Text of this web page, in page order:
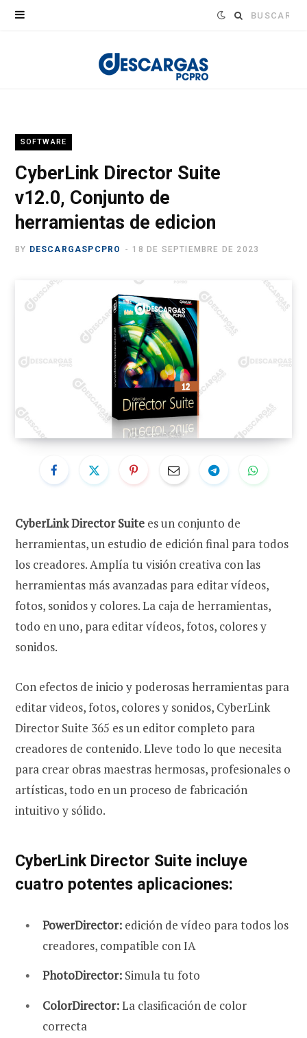
Buscar:
SOFTWARE
CyberLink Director Suite
v12.0, Conjunto de
herramientas de edicion
BY DESCARGASPCPRO 18 DE SEPTIEMBRE DE 2023
CyberLink Director Suite es un conjunto de
herramientas, un estudio de edición final para todos
los creadores. Amplía tu visión creativa con las
herramientas más avanzadas para editar vídeos,
fotos, sonidos y colores. La caja de herramientas,
todo en uno, para editar vídeos, fotos, colores y
sonidos.
Con efectos de inicio y poderosas herramientas para
editar videos, fotos, colores y sonidos, CyberLink
Director Suite 365 es un editor completo para
creadores de contenido. Lleve todo lo que necesita
para crear obras maestras hermosas, profesionales o
artísticas, todo en un proceso de fabricación
intuitivo y sólido.
CyberLink Director Suite incluye
cuatro potentes aplicaciones:
PowerDirector: edición de vídeo para todos los
creadores, compatible con IA
PhotoDirector: Simula tu foto
ColorDirector:La clasificación de color
correcta